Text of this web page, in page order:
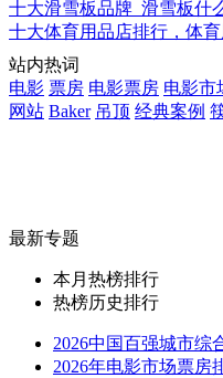
十大滑雪板品牌_滑雪板什
十大体育用品店排行，体
站内热词
电影 票房 电影票房 电影市
网站 Baker 吊顶 经典案例
最新专题
本月热榜排行
热榜历史排行
2026中国百强城市综
2026年电影市场票房